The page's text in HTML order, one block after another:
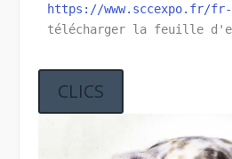
https://www.sccexpo.fr/fr-
télécharger la feuille
CLICS